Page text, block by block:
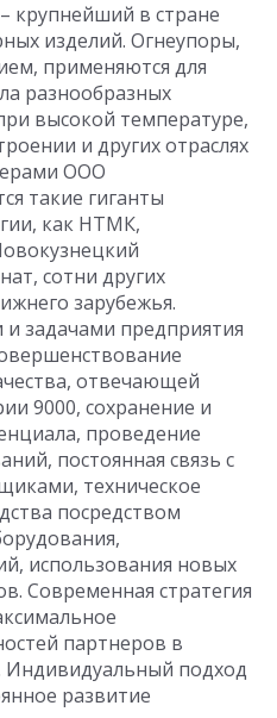
– крупнейший в стране
изделий. Огнеупоры,
применяются для
разнообразных
высокой температуре,
и других отраслях
ООО
такие гиганты
как НТМК,
сотни других
зарубежья.
задачами предприятия
отвечающей
9000, сохранение и
проведение
постоянная связь с
техническое
посредством
использования новых
Современная стратегия
партнеров в
Индивидуальный подход
развитие